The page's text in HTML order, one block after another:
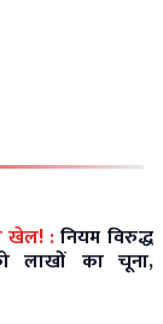
खेल! :नियम विरुद्ध
लाखों का चूना,